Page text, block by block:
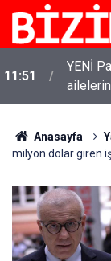
11:51
YENİ
gözüne
Anasayfa
milyon dolar giren